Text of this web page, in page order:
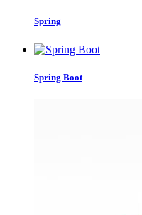
Spring
Spring Boot